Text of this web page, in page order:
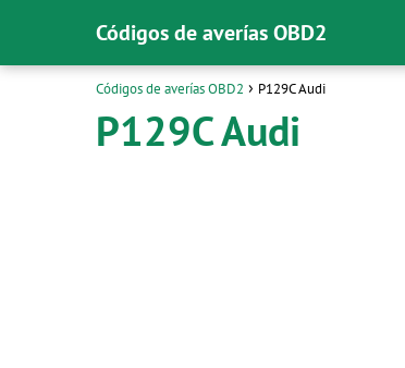
Códigos de averías OBD2
Códigos de averías OBD2 P129C Audi
P129C Audi